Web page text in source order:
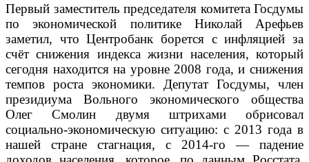
Первый заместитель председателя комитета Госдумы
по экономической политике Николай Арефьев
заметил, что Центробанк борется с инфляцией за
счёт снижения индекса жизни населения, который
сегодня находится на уровне 2008 года, и снижения
темпов роста экономики. Депутат Госдумы, член
президиума Вольного экономического общества
Олег Смолин двумя штрихами обрисовал
социально-экономическую ситуацию: с 2013 года в
нашей стране стагнация, с 2014-го — падение